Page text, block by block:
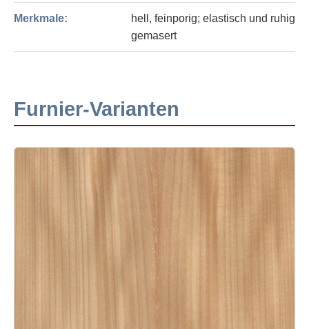
Merkmale:
hell, feinporig; elastisch und ruhig
gemasert
Furnier-Varianten